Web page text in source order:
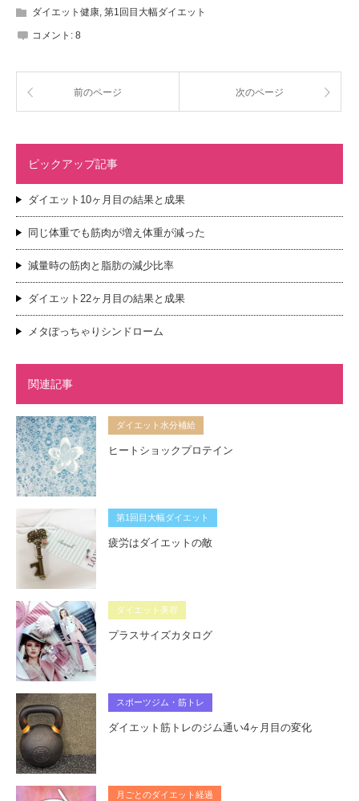
ダイエット健康, 第1回目大幅ダイエット
コメント: 8
前のページ 次のページ
ピックアップ記事
ダイエット10ヶ月目の結果と成果
同じ体重でも筋肉が増え体重が減った
減量時の筋肉と脂肪の減少比率
ダイエット22ヶ月目の結果と成果
メタぽっちゃりシンドローム
関連記事
ダイエット水分補給
ヒートショックプロテイン
第1回目大幅ダイエット
疲労はダイエットの敵
ダイエット美容
プラスサイズカタログ
スポーツジム・筋トレ
ダイエット筋トレのジム通い4ヶ月目の変化
月ごとのダイエット経過